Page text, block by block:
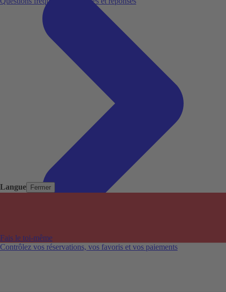
Langue Fermer
Fais le toi-même
Contrôlez vos réservations, vos favoris et vos paiements
Aéroports populaires
Villes populaires
Australie